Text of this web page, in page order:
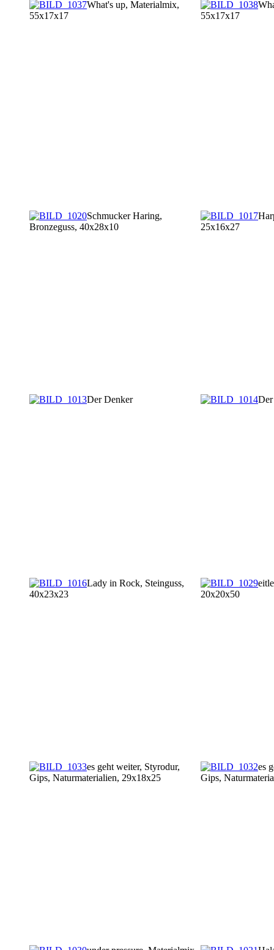
What's up, Materialmix,
55x17x17
55x17x17
Schmucker Haring,
Bronzeguss, 40x28x10
25x16x27
Der Denker
Lady in Rock, Steinguss,
40x23x23
20x20x50
es geht weiter, Styrodur,
Gips, Naturmaterialien, 29x18x25
es
Gips,